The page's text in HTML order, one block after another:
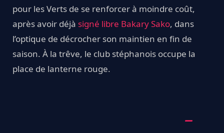
pour les Verts de se renforcer à moindre coût,
après avoir déjà signé libre Bakary Sako, dans
l’optique de décrocher son maintien en fin de
saison. À la trêve, le club stéphanois occupe la
place de lanterne rouge.